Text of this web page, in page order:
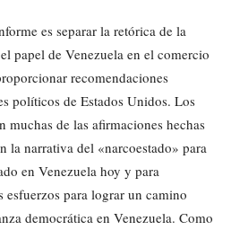
es separar la retórica de la
papel de Venezuela en el comercio
recomendaciones
políticos de Estados Unidos. Los
muchas de las afirmaciones hechas
la narrativa del «narcoestado» para
en Venezuela hoy y para
esfuerzos para lograr un camino
democrática en Venezuela. Como